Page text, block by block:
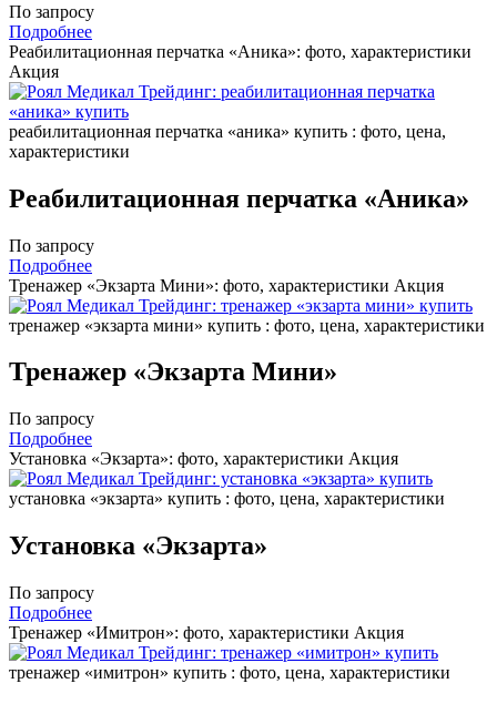
По запросу
Подробнее
Реабилитационная перчатка «Аника»: фото, характеристики
Акция
реабилитационная перчатка «аника» купить : фото, цена,
характеристики
Реабилитационная перчатка «Аника»
По запросу
Подробнее
Тренажер «Экзарта Мини»: фото, характеристики Акция
тренажер «экзарта мини» купить : фото, цена, характеристики
Тренажер «Экзарта Мини»
По запросу
Подробнее
Установка «Экзарта»: фото, характеристики Акция
установка «экзарта» купить : фото, цена, характеристики
Установка «Экзарта»
По запросу
Подробнее
Тренажер «Имитрон»: фото, характеристики Акция
тренажер «имитрон» купить : фото, цена, характеристики